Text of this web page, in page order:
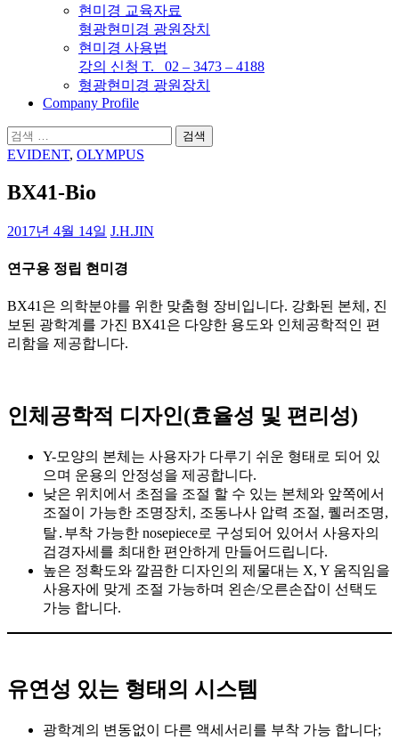
현미경 교육자료
형광현미경 광원장치
현미경 사용법
강의 신청 T. 02 – 3473 – 4188
형광현미경 광원장치
Company Profile
검
색:
EVIDENT, OLYMPUS
BX41-Bio
2017년 4월 14일 J.H.JIN
연구용 정립 현미경
BX41은 의학분야를 위한 맞춤형 장비입니다. 강화된 본체, 진
보된 광학계를 가진 BX41은 다양한 용도와 인체공학적인 편
리함을 제공합니다.
인체공학적 디자인(효율성 및 편리성)
Y-모양의 본체는 사용자가 다루기 쉬운 형태로 되어 있
으며 운용의 안정성을 제공합니다.
낮은 위치에서 초점을 조절 할 수 있는 본체와 앞쪽에서
조절이 가능한 조명장치, 조동나사 압력 조절, 퀠러조명,
탈․부착 가능한 nosepiece로 구성되어 있어서 사용자의
검경자세를 최대한 편안하게 만들어드립니다.
높은 정확도와 깔끔한 디자인의 제물대는 X, Y 움직임을
사용자에 맞게 조절 가능하며 왼손/오른손잡이 선택도
가능 합니다.
유연성 있는 형태의 시스템
광학계의 변동없이 다른 액세서리를 부착 가능 합니다;